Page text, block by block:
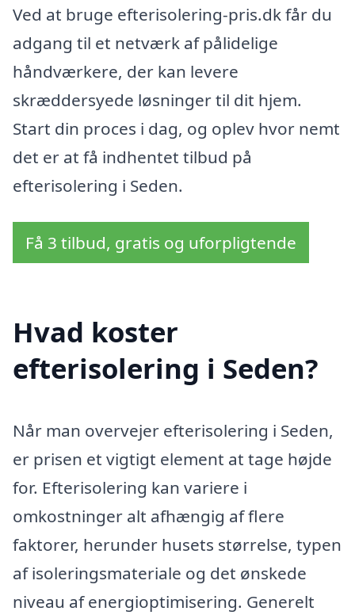
Ved at bruge efterisolering-pris.dk får du
adgang til et netværk af pålidelige
håndværkere, der kan levere
skræddersyede løsninger til dit hjem.
Start din proces i dag, og oplev hvor nemt
det er at få indhentet tilbud på
efterisolering i Seden.
Få 3 tilbud, gratis og uforpligtende
Hvad koster
efterisolering i Seden?
Når man overvejer efterisolering i Seden,
er prisen et vigtigt element at tage højde
for. Efterisolering kan variere i
omkostninger alt afhængig af flere
faktorer, herunder husets størrelse, typen
af isoleringsmateriale og det ønskede
niveau af energioptimisering. Generelt